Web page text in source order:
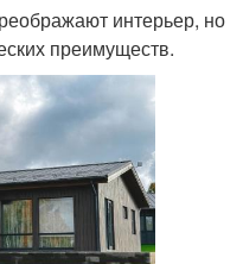
интерьер, но
преимуществ.